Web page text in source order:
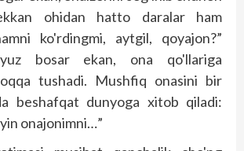
ohidan hatto daralar ham
ko'rdingmi, aytgil, qoyajon?”
yuz bosar ekan, ona qo'llariga
tushadi. Mushfiq onasini bir
beshafqat dunyoga xitob qiladi:
onajonimni…”